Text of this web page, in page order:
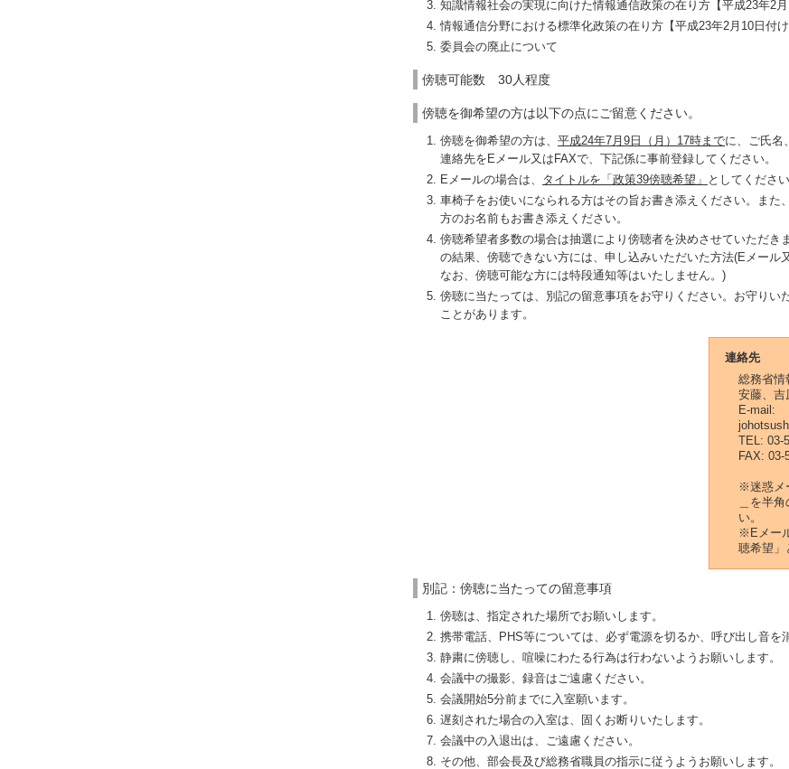
知識情報社会の実現に向けた情報通信政策の在り方【平成23年2月
情報通信分野における標準化政策の在り方【平成23年2月10日付け
委員会の廃止について
傍聴可能数 30人程度
傍聴を御希望の方は以下の点にご留意ください。
傍聴を御希望の方は、 平成24年7月9日（月）17時までに、ご氏名
連絡先をEメール又はFAXで、下記係に事前登録してください。
Eメールの場合は、 タイトルを「政策39傍聴希望」 としてください
車椅子をお使いになられる方はその旨お書き添えください。また
方のお名前もお書き添えください。
傍聴希望者多数の場合は抽選により傍聴者を決めさせていただき
の結果、傍聴できない方には、申し込みいただいた方法(Eメール
なお、傍聴可能な方には特段通知等はいたしません。)
傍聴に当たっては、別記の留意事項をお守りください。お守りい
ことがあります。
連絡先
総務省
安藤、吉
E-mail:
TEL: 03-
FAX: 03-
※迷惑メ
＿を半
い。
※Eメー
聴希望」
別記：傍聴に当たっての留意事項
傍聴は、指定された場所でお願いします。
携帯電話、PHS等については、必ず電源を切るか、呼び出し音を
静粛に傍聴し、喧噪にわたる行為は行わないようお願いします。
会議中の撮影、録音はご遠慮ください。
会議開始5分前までに入室願います。
遅刻された場合の入室は、固くお断りいたします。
会議中の入退出は、ご遠慮ください。
その他、部会長及び総務省職員の指示に従うようお願いします。